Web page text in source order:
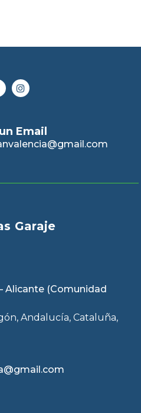
Email
Garaje
Alicante (Comunidad
Andalucía, Cataluña,